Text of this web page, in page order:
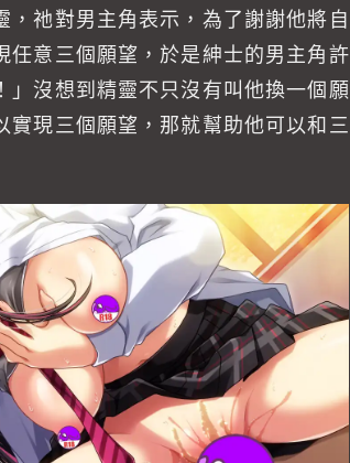
，祂對男主角表示，為了謝謝他將自
任意三個願望，於是紳士的男主角許
」沒想到精靈不只沒有叫他換一個願
實現三個願望，那就幫助他可以和三